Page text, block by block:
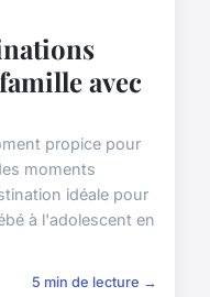
avec
propice pour
moments
idéale pour
à l'adolescent en
5 min de lecture →